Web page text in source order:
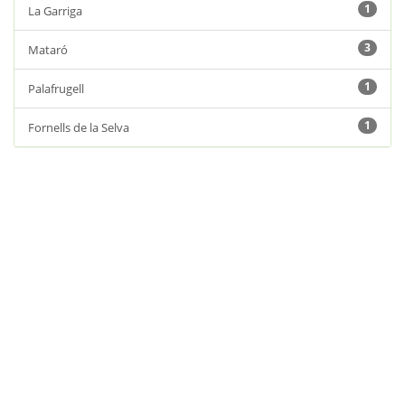
La Garriga 1
Mataró 3
Palafrugell 1
Fornells de la Selva 1